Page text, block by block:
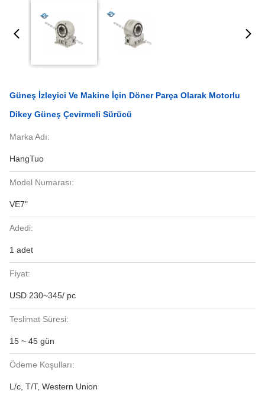
Güneş İzleyici Ve Makine İçin Döner Parça Olarak Motorlu
Dikey Güneş Çevirmeli Sürücü
Marka Adı:
HangTuo
Model Numarası:
VE7"
Adedi:
1 adet
Fiyat:
USD 230~345/ pc
Teslimat Süresi:
15 ~ 45 gün
Ödeme Koşulları:
L/c, T/T, Western Union